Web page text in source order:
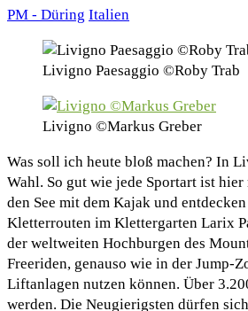
PM - Düring Italien
Livigno Paesaggio ©Roby Trab
Livigno ©Markus Greber
Was soll ich heute bloß machen? In
Wahl. So gut wie jede Sportart ist
den See mit dem Kajak und
Kletterrouten im Klettergarten Larix
der weltweiten Hochburgen des
Freeriden, genauso wie in der Jump-
Liftanlagen nutzen können. Über
werden. Die Neugierigsten dürfen